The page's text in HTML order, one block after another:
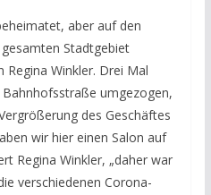
aber auf den
Stadtgebiet
Winkler. Drei Mal
umgezogen,
des Geschäftes
wir hier einen Salon auf
Regina Winkler, „daher war
verschiedenen Corona-